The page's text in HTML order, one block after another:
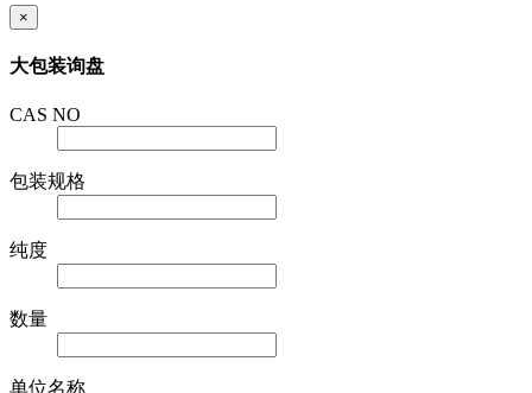
×
大包装询盘
CAS NO
包装规格
纯度
数量
单位名称